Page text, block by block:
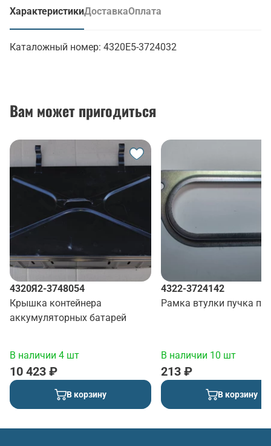
Характеристики
(активная вкладка)
ДоставкаОплата
Каталожный номер: 4320Е5-3724032
Вам может пригодиться
4320Я2-3748054
Крышка контейнера
аккумуляторных батарей
В наличии 4 шт
10 423 ₽
В корзину
4322-3724142
Рамка втулки пучка
В наличии 10 шт
213 ₽
В корзину